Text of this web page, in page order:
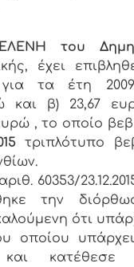
του
έχει
τα έτη 2009-
β) 23,67
, το οποίο
τριπλότυπο
60353/
την
ότι
οποίου
κατέθεσε